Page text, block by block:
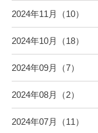
2024年11月（10）
2024年10月（18）
2024年09月（7）
2024年08月（2）
2024年07月（11）